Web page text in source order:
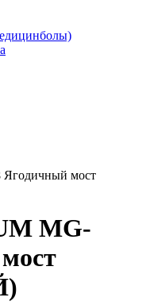
мост
MG-